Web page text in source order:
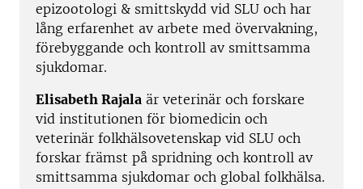
epizootologi & smittskydd vid SLU och har
lång erfarenhet av arbete med övervakning,
förebyggande och kontroll av smittsamma
sjukdomar.
Elisabeth Rajala är veterinär och forskare
vid institutionen för biomedicin och
veterinär folkhälsovetenskap vid SLU och
forskar främst på spridning och kontroll av
smittsamma sjukdomar och global folkhälsa.